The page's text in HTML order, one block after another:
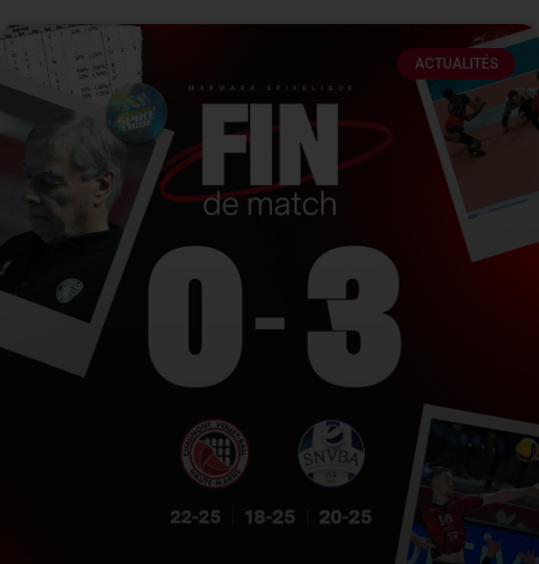
ACTUALITÉS